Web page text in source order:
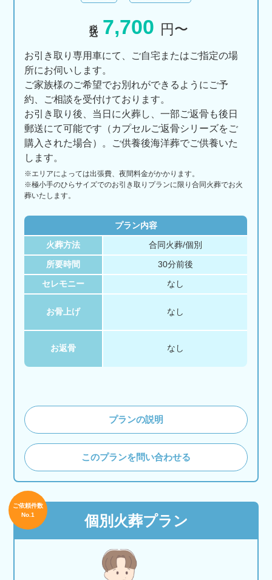
7,700 円〜
お引き取り専用車にて、ご自宅またはご指定の場
所にお伺いします。
ご家族様のご希望でお別れができるようにご予
約、ご相談を受付けております。
お引き取り後、当日に火葬し、一部ご返骨も後日
郵送にて可能です（カプセルご返骨シリーズをご
購入された場合）。ご供養後海洋葬でご供養いた
します。
※エリアに よっては出張費、夜間料金がかかります。
※極小手のひらサイズでのお引き取りプランに限り合同火葬でお火
葬いたします。
プラン内容
火葬方法 合同火葬/個別
所要時間 30分前後
セレモニー なし
お骨上げ なし
お返骨 なし
プランの説明
このプランを問い合わせる
個別火葬プラン
ご依頼件数
No.1